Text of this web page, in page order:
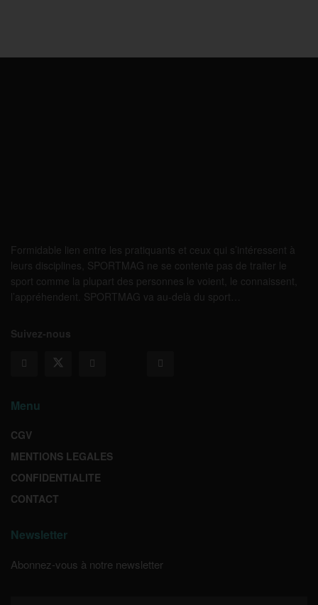
Formidable lien entre les pratiquants et ceux qui s’intéressent à
leurs disciplines, SPORTMAG ne se contente pas de traiter le
sport comme la plupart des personnes le voient, le connaissent,
l’appréhendent. SPORTMAG va au-delà du sport…
Suivez-nous
Menu
CGV
MENTIONS LEGALES
CONFIDENTIALITE
CONTACT
Newsletter
Abonnez-vous à notre newsletter